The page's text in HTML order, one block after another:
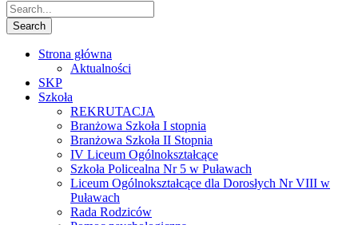
Strona główna
Aktualności
SKP
Szkoła
REKRUTACJA
Branżowa Szkoła I stopnia
Branżowa Szkoła II Stopnia
IV Liceum Ogólnokształcące
Szkoła Policealna Nr 5 w Puławach
Liceum Ogólnokształcące dla Dorosłych Nr VIII w
Puławach
Rada Rodziców